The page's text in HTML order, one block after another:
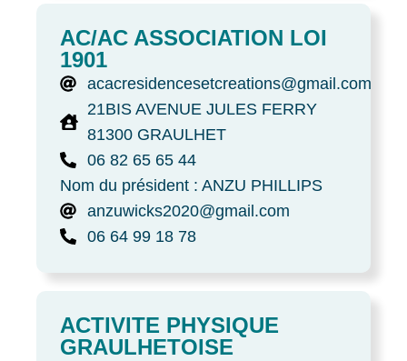
AC/AC ASSOCIATION LOI
1901
acacresidencesetcreations@gmail.com
21BIS AVENUE JULES FERRY
81300 GRAULHET
06 82 65 65 44
Nom du président : ANZU PHILLIPS
anzuwicks2020@gmail.com
06 64 99 18 78
ACTIVITE PHYSIQUE
GRAULHETOISE